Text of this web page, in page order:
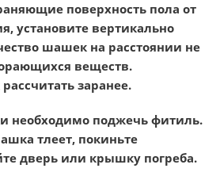
поверхность пола от
установите вертикально
шашек на расстоянии не
веществ.
заранее.
необходимо поджечь фитиль.
тлеет, покиньте
дверь или крышку погреба.